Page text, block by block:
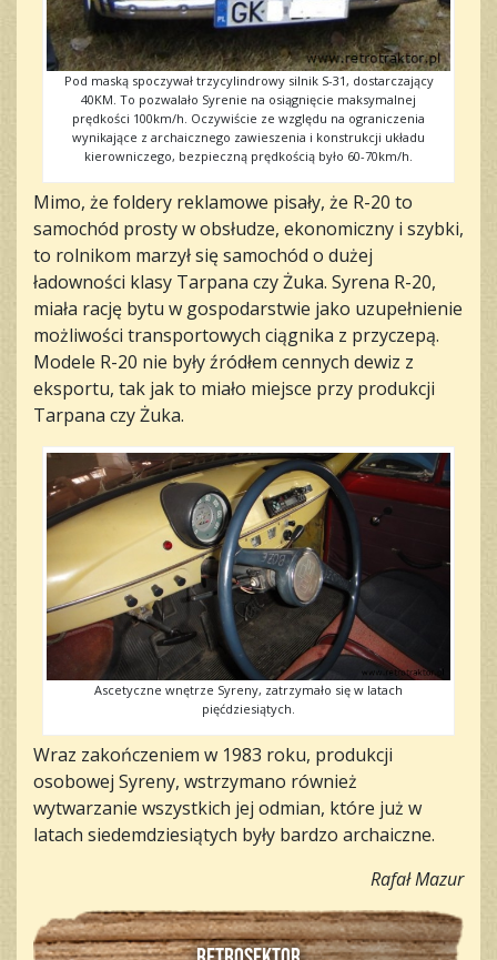
Pod maską spoczywał trzycylindrowy silnik S-31, dostarczający
40KM. To pozwalało Syrenie na osiągnięcie maksymalnej
prędkości 100km/h. Oczywiście ze względu na ograniczenia
wynikające z archaicznego zawieszenia i konstrukcji układu
kierowniczego, bezpieczną prędkością było 60-70km/h.
Mimo, że foldery reklamowe pisały, że R-20 to
samochód prosty w obsłudze, ekonomiczny i szybki,
to rolnikom marzył się samochód o dużej
ładowności klasy Tarpana czy Żuka. Syrena R-20,
miała rację bytu w gospodarstwie jako uzupełnienie
możliwości transportowych ciągnika z przyczepą.
Modele R-20 nie były źródłem cennych dewiz z
eksportu, tak jak to miało miejsce przy produkcji
Tarpana czy Żuka.
Ascetyczne wnętrze Syreny, zatrzymało się w latach
pięćdziesiątych.
Wraz zakończeniem w 1983 roku, produkcji
osobowej Syreny, wstrzymano również
wytwarzanie wszystkich jej odmian, które już w
latach siedemdziesiątych były bardzo archaiczne.
Rafał Mazur